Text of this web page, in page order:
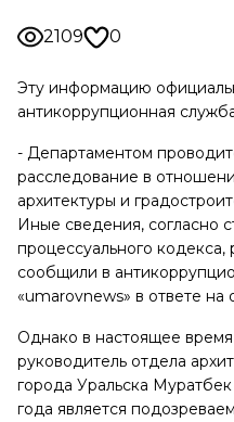
2109 0
Эту информацию
антикоррупционная
- Департаментом
расследование в
архитектуры и
Иные сведения, согласно
процессуального
сообщили в
«umarovnews» в ответе на
Однако в настоящее время
руководитель отдела
города Уральска
года является